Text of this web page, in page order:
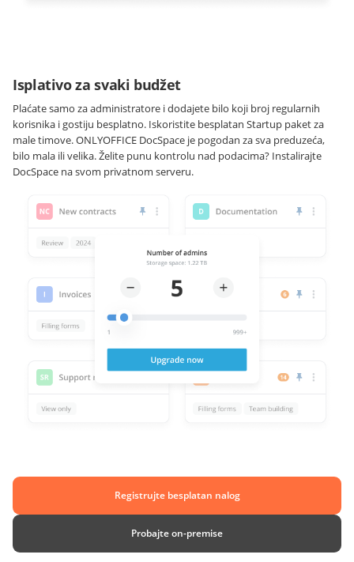
Isplativo za svaki budžet
Plaćate samo za administratore i dodajete bilo koji broj regularnih
korisnika i gostiju besplatno. Iskoristite besplatan Startup paket za
male timove. ONLYOFFICE DocSpace je pogodan za sva preduzeća,
bilo mala ili velika. Želite punu kontrolu nad podacima? Instalirajte
DocSpace na svom privatnom serveru.
Registrujte besplatan nalog
Probajte on-premise